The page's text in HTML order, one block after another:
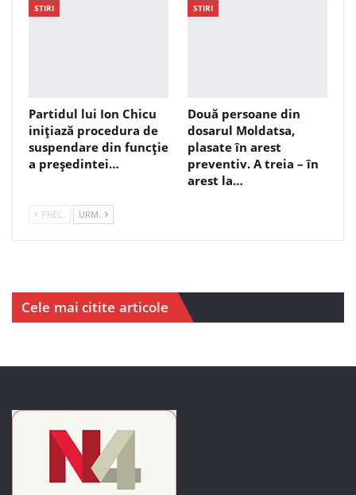
STIRI
Partidul lui Ion Chicu
inițiază procedura de
suspendare din funcție
a președintei…
STIRI
Două persoane din
dosarul Moldatsa,
plasate în arest
preventiv. A treia – în
arest la…
PREC. URM.
Cele mai citite articole